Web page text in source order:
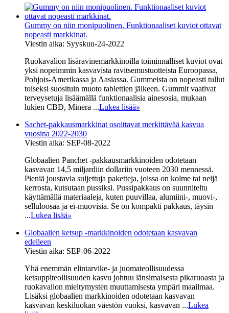
Gummy on niin monipuolinen. Funktionaaliset kuviot ottavat
nopeasti markkinat.
Viestin aika: Syyskuu-24-2022
Ruokavalion lisäravinemarkkinoilla toiminnalliset kuviot ovat
yksi nopeimmin kasvavista ravitsemustuotteista Euroopassa,
Pohjois-Amerikassa ja Aasiassa. Gummeista on nopeasti tullut
toiseksi suosituin muoto tablettien jälkeen. Gummit vaativat
terveysetuja lisäämällä funktionaalisia ainesosia, mukaan
lukien CBD, Minera ...Lukea lisää»
Sachet-pakkausmarkkinat osoittavat merkittävää kasvua
vuosina 2022-2030
Viestin aika: SEP-08-2022
Globaalien Panchet -pakkausmarkkinoiden odotetaan
kasvavan 14,5 miljardiin dollariin vuoteen 2030 mennessä.
Pieniä joustavia suljettuja paketteja, joissa on kolme tai neljä
kerrosta, kutsutaan pussiksi. Pussipakkaus on suunniteltu
käyttämällä materiaaleja, kuten puuvillaa, alumiini-, muovi-,
selluloosaa ja ei-muovisia. Se on kompakti pakkaus, täysin
...Lukea lisää»
Globaalien ketsup -markkinoiden odotetaan kasvavan
edelleen
Viestin aika: SEP-06-2022
Yhä enemmän elintarvike- ja juomateollisuudessa
ketsuppiteollisuuden kasvu johtuu länsimaisesta pikaruoasta ja
ruokavalion mieltymysten muuttamisesta ympäri maailmaa.
Lisäksi globaalien markkinoiden odotetaan kasvavan
kasvavan keskiluokan väestön vuoksi, kasvavan ...Lukea